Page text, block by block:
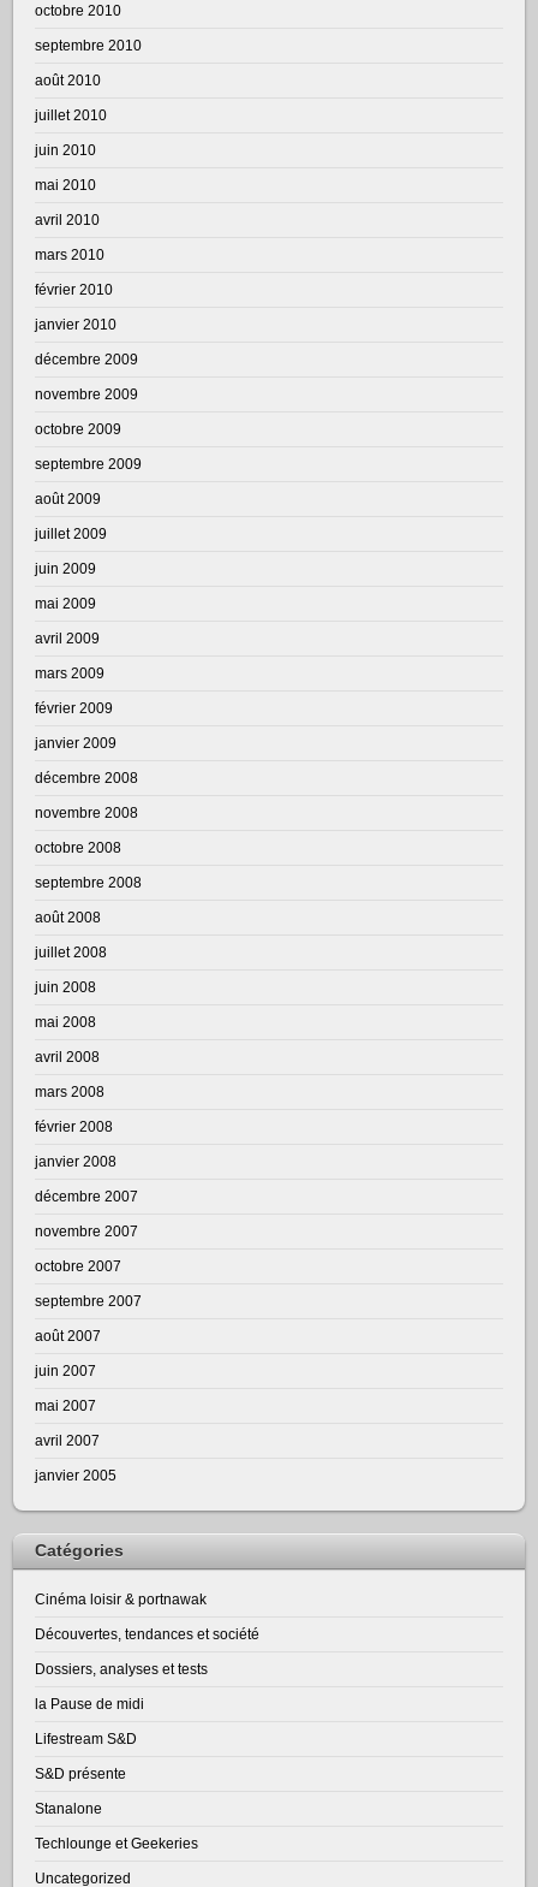
octobre 2010
septembre 2010
août 2010
juillet 2010
juin 2010
mai 2010
avril 2010
mars 2010
février 2010
janvier 2010
décembre 2009
novembre 2009
octobre 2009
septembre 2009
août 2009
juillet 2009
juin 2009
mai 2009
avril 2009
mars 2009
février 2009
janvier 2009
décembre 2008
novembre 2008
octobre 2008
septembre 2008
août 2008
juillet 2008
juin 2008
mai 2008
avril 2008
mars 2008
février 2008
janvier 2008
décembre 2007
novembre 2007
octobre 2007
septembre 2007
août 2007
juin 2007
mai 2007
avril 2007
janvier 2005
Catégories
Cinéma loisir & portnawak
Découvertes, tendances et société
Dossiers, analyses et tests
la Pause de midi
Lifestream S&D
S&D présente
Stanalone
Techlounge et Geekeries
Uncategorized